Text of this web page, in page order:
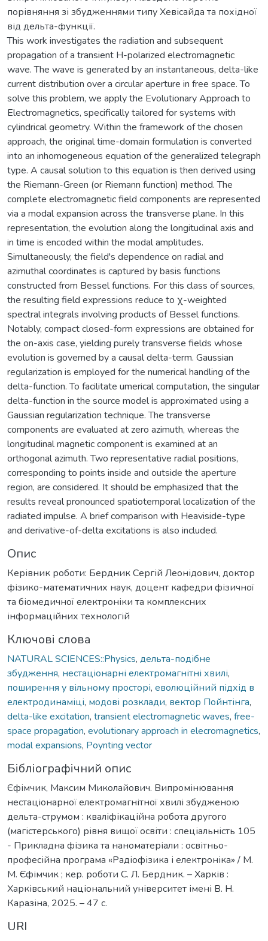
порівняння зі збудженнями типу Хевісайда та похідної
від дельта-функції.
This work investigates the radiation and subsequent
propagation of a transient H-polarized electromagnetic
wave. The wave is generated by an instantaneous, delta-like
current distribution over a circular aperture in free space. To
solve this problem, we apply the Evolutionary Approach to
Electromagnetics, specifically tailored for systems with
cylindrical geometry. Within the framework of the chosen
approach, the original time-domain formulation is converted
into an inhomogeneous equation of the generalized telegraph
type. A causal solution to this equation is then derived using
the Riemann-Green (or Riemann function) method. The
complete electromagnetic field components are represented
via a modal expansion across the transverse plane. In this
representation, the evolution along the longitudinal axis and
in time is encoded within the modal amplitudes.
Simultaneously, the field's dependence on radial and
azimuthal coordinates is captured by basis functions
constructed from Bessel functions. For this class of sources,
the resulting field expressions reduce to χ-weighted
spectral integrals involving products of Bessel functions.
Notably, compact closed-form expressions are obtained for
the on-axis case, yielding purely transverse fields whose
evolution is governed by a causal delta-term. Gaussian
regularization is employed for the numerical handling of the
delta-function. To facilitate umerical computation, the singular
delta-function in the source model is approximated using a
Gaussian regularization technique. The transverse
components are evaluated at zero azimuth, whereas the
longitudinal magnetic component is examined at an
orthogonal azimuth. Two representative radial positions,
corresponding to points inside and outside the aperture
region, are considered. It should be emphasized that the
results reveal pronounced spatiotemporal localization of the
radiated impulse. A brief comparison with Heaviside-type
and derivative-of-delta excitations is also included.
Опис
Керівник роботи: Бердник Сергій Леонідович, доктор
фізико-математичних наук, доцент кафедри фізичної
та біомедичної електроніки та комплексних
інформаційних технологій
Ключові слова
NATURAL SCIENCES::Physics, дельта-подібне
збудження, нестаціонарні електромагнітні хвилі,
поширення у вільному просторі, еволюційний підхід в
електродинаміці, модові розклади, вектор Пойнтінга,
delta-like excitation, transient electromagnetic waves, free-
space propagation, evolutionary approach in elecromagnetics,
modal expansions, Poynting vector
Бібліографічний опис
Єфімчик, Максим Миколайович. Випромінювання
нестаціонарної електромагнітної хвилі збудженою
дельта-струмом : кваліфікаційна робота другого
(магістерського) рівня вищої освіти : спеціальність 105
- Прикладна фізика та наноматеріали : освітньо-
професійна програма «Радіофізика і електроніка» / М.
М. Єфімчик ; кер. роботи С. Л. Бердник. – Харків :
Харківський національний університет імені В. Н.
Каразіна, 2025. – 47 с.
URI